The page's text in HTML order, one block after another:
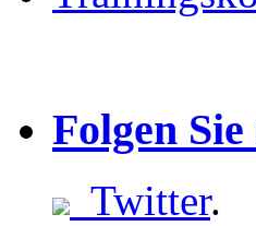
Folgen
Twitter.